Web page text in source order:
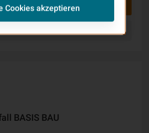
Zum Produkt
BASIS BAU
Cookies akzeptieren